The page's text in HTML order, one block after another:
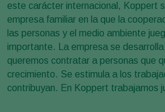
este carácter internacional, Koppert
empresa familiar en la que la
las personas y el medio ambiente
importante. La empresa se
queremos contratar a personas que
crecimiento. Se estimula a los
contribuyan. En Koppert trabajamos